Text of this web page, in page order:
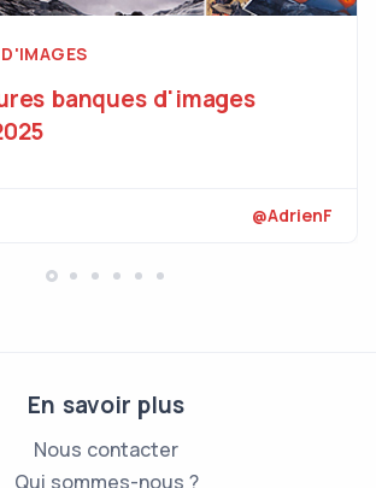
banques d'images
@AdrienF
En savoir plus
Nous contacter
Qui sommes-nous ?